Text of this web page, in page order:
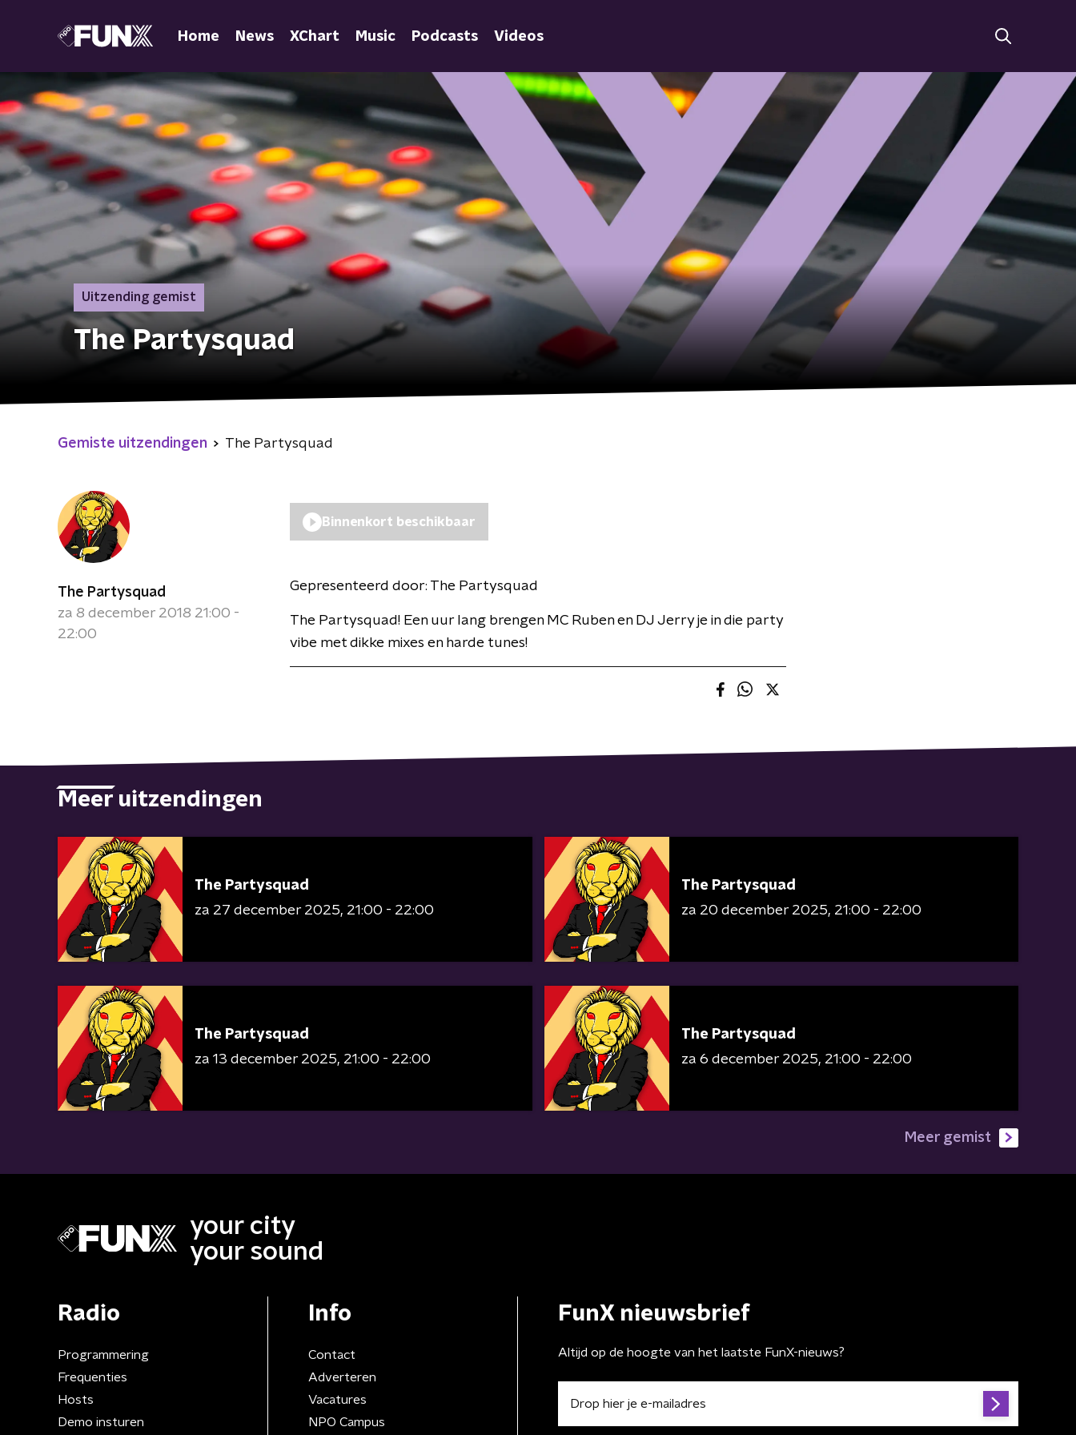
Home News XChart Music Podcasts Videos
Uitzending gemist
The Partysquad
Gemiste uitzendingen The Partysquad
The Partysquad
za 8 december 2018 21:00 -
22:00
Binnenkort beschikbaar
Gepresenteerd door: The Partysquad
The Partysquad! Een uur lang brengen MC Ruben en DJ Jerry je in die party
vibe met dikke mixes en harde tunes!
Meer uitzendingen
The Partysquad
za 27 december 2025 21:00 - 22:00
The Partysquad
za 20 december 2025 21:00 - 22:00
The Partysquad
za 13 december 2025 21:00 - 22:00
The Partysquad
za 6 december 2025 21:00 - 22:00
Meer gemist
your city
your sound
Radio
Programmering
Frequenties
Hosts
Demo insturen
Info
Contact
Adverteren
Vacatures
NPO Campus
FunX nieuwsbrief
Altijd op de hoogte van het laatste FunX-nieuws?